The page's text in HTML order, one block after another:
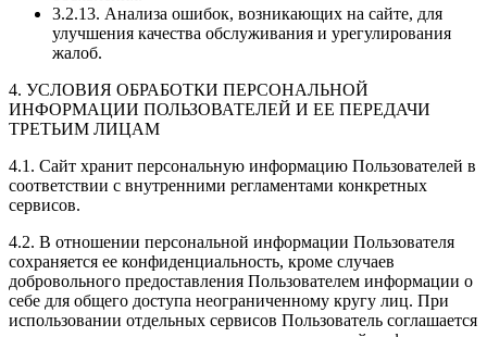
3.2.13. Анализа ошибок, возникающих на сайте, для
улучшения качества обслуживания и урегулирования
жалоб.
4. УСЛОВИЯ ОБРАБОТКИ ПЕРСОНАЛЬНОЙ
ИНФОРМАЦИИ ПОЛЬЗОВАТЕЛЕЙ И ЕЕ ПЕРЕДАЧИ
ТРЕТЬИМ ЛИЦАМ
4.1. Сайт хранит персональную информацию Пользователей в
соответствии с внутренними регламентами конкретных
сервисов.
4.2. В отношении персональной информации Пользователя
сохраняется ее конфиденциальность, кроме случаев
добровольного предоставления Пользователем информации о
себе для общего доступа неограниченному кругу лиц. При
использовании отдельных сервисов Пользователь соглашается